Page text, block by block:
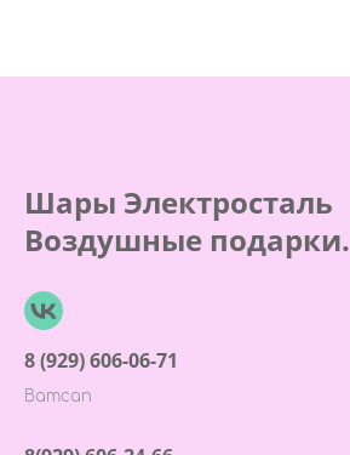
Шары Электросталь
Воздушные подарки.
8 (929) 606-06-71
Ватсап